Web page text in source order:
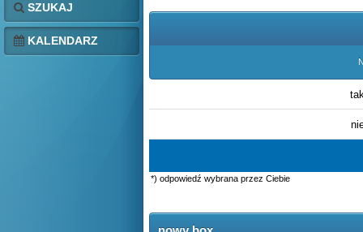
SZUKAJ
KALENDARZ
*) odpowiedź wybrana przez Ciebie